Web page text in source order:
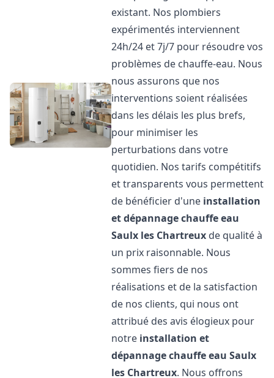
existant. Nos plombiers
expérimentés interviennent
24h/24 et 7j/7 pour résoudre vos
problèmes de chauffe-eau. Nous
nous assurons que nos
interventions soient réalisées
dans les délais les plus brefs,
pour minimiser les
perturbations dans votre
quotidien. Nos tarifs compétitifs
et transparents vous permettent
de bénéficier d'une installation
et dépannage chauffe eau
Saulx les Chartreux de qualité à
un prix raisonnable. Nous
sommes fiers de nos
réalisations et de la satisfaction
de nos clients, qui nous ont
attribué des avis élogieux pour
notre installation et
dépannage chauffe eau Saulx
les Chartreux. Nous offrons